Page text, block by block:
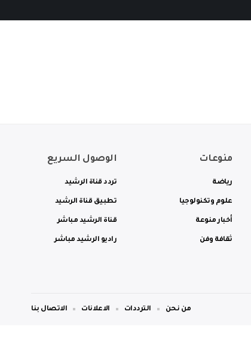
منوعات
رياضة
علوم وتكنولوجيا
أخبار منوعة
ثقافة وفن
الوصول السريع
تردد قناة الرشيد
تطبيق قناة الرشيد
قناة الرشيد مباشر
راديو الرشيد مباشر
من نحن الترددات الاعلانات الاتصال بنا